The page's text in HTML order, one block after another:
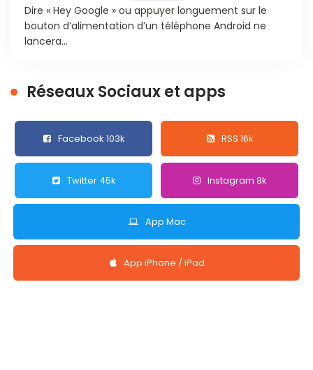
Dire « Hey Google » ou appuyer longuement sur le
bouton d’alimentation d’un téléphone Android ne
lancera...
Réseaux Sociaux et apps
Facebook 103k RSS 16k
Twitter 45k Instagram 8k
App Mac
App iPhone / iPad